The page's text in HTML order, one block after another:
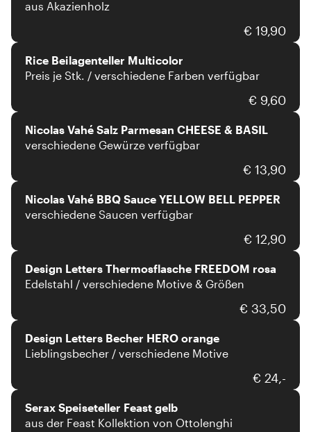
aus Akazienholz
€ 19,90
Rice
Rice Beilagenteller Multicolor
Preis je Stk. / verschiedene Farben verfügbar
€ 9,60
Nicolas Vahé
Nicolas Vahé Salz Parmesan CHEESE & BASIL
verschiedene Gewürze verfügbar
€ 13,90
Nicolas Vahé
Nicolas Vahé BBQ Sauce YELLOW BELL PEPPER
verschiedene Saucen verfügbar
€ 12,90
Design Letters
Design Letters Thermosflasche FREEDOM rosa
Edelstahl / verschiedene Motive & Größen
€ 33,50
Design Letters
Design Letters Becher HERO orange
Lieblingsbecher / verschiedene Motive
€ 24,-
Serax
Serax Speiseteller Feast gelb
aus der Feast Kollektion von Ottolenghi